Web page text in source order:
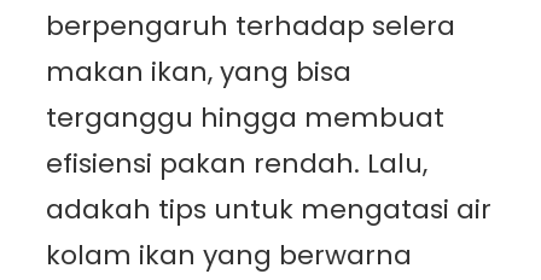
berpengaruh terhadap selera
makan ikan, yang bisa
terganggu hingga membuat
efisiensi pakan rendah. Lalu,
adakah tips untuk mengatasi air
kolam ikan yang berwarna